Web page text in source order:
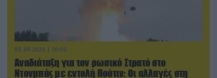
05.08.2026 | 20:02
Αναδιάταξη για τον ρωσικό Στρατό στο
Ντονμπάς με εντολή Πούτιν: Οι αλλαγές στη